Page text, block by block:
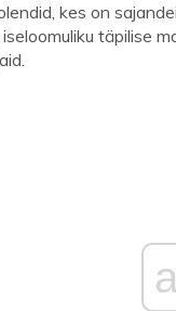
kes on
täpilise